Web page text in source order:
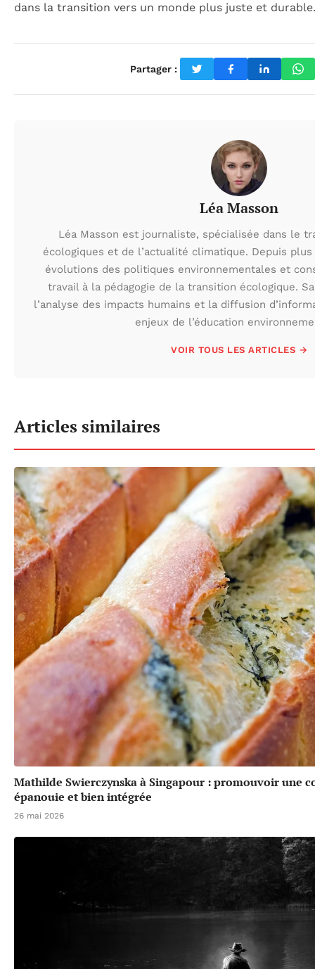
dans la transition vers un monde plus juste et durable.
Partager :
Léa Masson
Léa Masson est journaliste, spécialisée dans le
écologiques et de l’actualité climatique. Depuis
évolutions des politiques environnementales et
travail à la pédagogie de la transition écologique.
l’analyse des impacts humains et la diffusion
enjeux de l’éducation
VOIR TOUS LES ARTICLES →
Articles similaires
Mathilde Swierczynska à Singapour : promouvoir une
épanouie et bien intégrée
26 mai 2026